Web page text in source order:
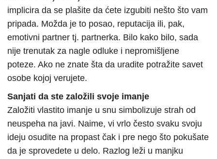
implicira da se plašite da ćete izgubiti nešto što vam
pripada. Možda je to posao, reputacija ili, pak,
emotivni partner tj. partnerka. Bilo kako bilo, sada
nije trenutak za nagle odluke i nepromišljene
poteze. Ako ne znate šta da uradite potražite savet
osobe kojoj verujete.
Sanjati da ste založili svoje imanje
Založiti vlastito imanje u snu simbolizuje strah od
neuspeha na javi. Naime, vi vrlo često svaku svoju
ideju osudite na propast čak i pre nego što pokušate
da je sprovedete u delo. Razlog leži u manjku